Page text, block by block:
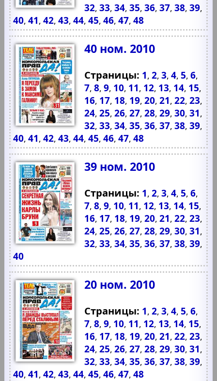
32,33,34,35,36,37,38,39,
40,41,42,43,44,45,46,47,48
40 ном. 2010
Страницы: 1,2,3,4, 5,6,
7,8,9, 10, 11, 12, 13, 14, 15,
16, 17, 18, 19,20,21,22,23,
24,25,26,27,28,29,30,31,
32,33,34,35,36,37,38,39,
40,41,42,43,44,45,46,47,48
39 ном. 2010
Страницы: 1,2,3,4, 5,6,
7,8,9, 10, 11, 12, 13, 14, 15,
16, 17, 18, 19,20,21,22,23,
24,25,26,27,28,29,30,31,
32,33,34,35,36,37,38,39,
40
20 ном. 2010
Страницы: 1,2,3,4, 5,6,
7,8,9, 10, 11, 12, 13, 14, 15,
16, 17, 18, 19,20,21,22,23,
24,25,26,27,28,29,30,31,
32,33,34,35,36,37,38,39,
40,41,42,43,44,45,46,47,48